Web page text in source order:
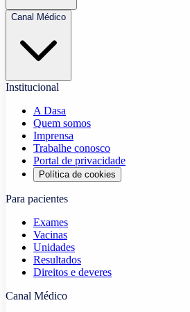
Canal Médico
Institucional
A Dasa
Quem somos
Imprensa
Trabalhe conosco
Portal de privacidade
Política de cookies
Para pacientes
Exames
Vacinas
Unidades
Resultados
Direitos e deveres
Canal Médico